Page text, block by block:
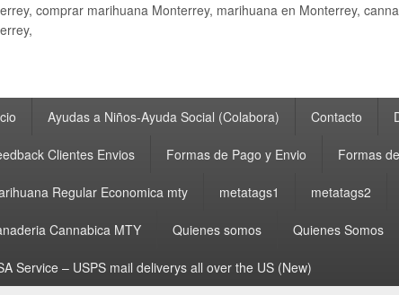
comprar marihuana Monterrey, marihuana en Monterrey,
Ayudas a Niños-Ayuda Social (Colabora) Contacto
Clientes Envios Formas de Pago y Envio Formas
Regular Economica mty metatags1 metatags2
Cannabica MTY Quienes somos Quienes Somos
Service – USPS mail deliverys all over the US (New)